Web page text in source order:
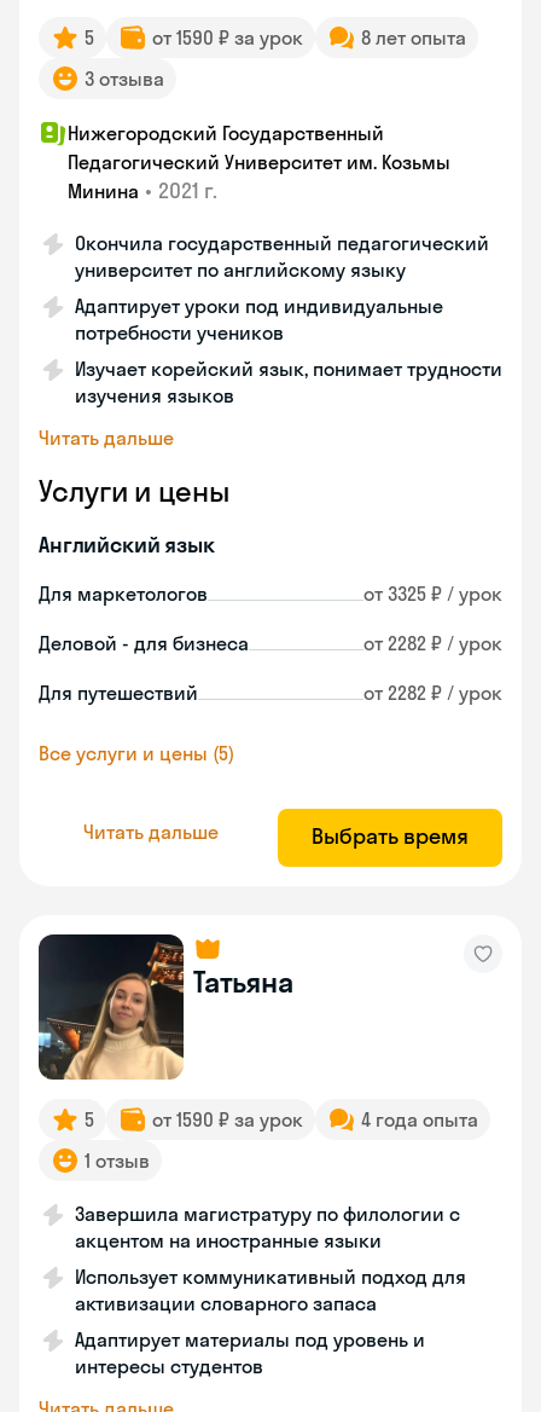
5 от 1590 ₽ за урок
8 лет опыта
3 отзыва
Нижегородский Государственный
Педагогический Университет им. Козьмы
Минина • 2021 г.
Окончила государственный педагогический
университет по английскому языку
Адаптирует уроки под индивидуальные
потребности учеников
Изучает корейский язык, понимает трудности
изучения языков
Читать дальше
Услуги и цены
Английский язык
Для маркетологов от 3325 ₽ / урок
Деловой - для бизнеса от 2282 ₽ / урок
Для путешествий от 2282 ₽ / урок
Все услуги и цены (5)
Читать дальше Выбрать время
Татьяна
5 от 1590 ₽ за урок
4 года опыта
1 отзыв
Завершила магистратуру по филологии с
акцентом на иностранные языки
Использует коммуникативный подход для
активизации словарного запаса
Адаптирует материалы под уровень и
интересы студентов